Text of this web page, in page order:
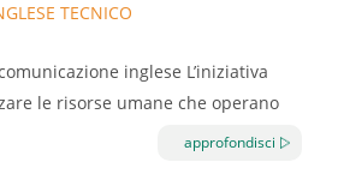
TECNICO
inglese L’iniziativa
le risorse umane che operano
la conoscenza della
approfondisci